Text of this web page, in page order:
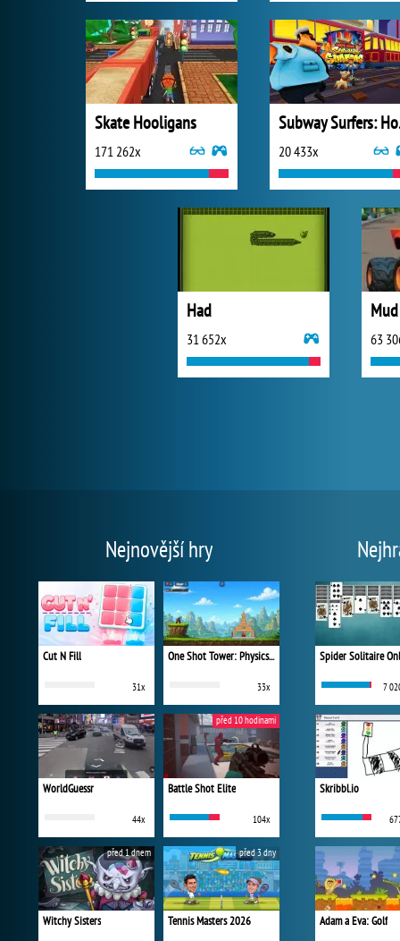
Skate Hooligans
171 262x 20 433x
Had
31 652x 63
Nejnovější hry
Cut N Fill
31x
One Shot Tower: Physics Destroyer
33x
WorldGuessr
44x
Battle Shot Elite
104x
před 10 hodinami
Witchy Sisters
před 1 dnem
Tennis Masters 2026
před 3 dny
Spider Solitaire
7
Skribbl.io
Adam a Eva: Golf